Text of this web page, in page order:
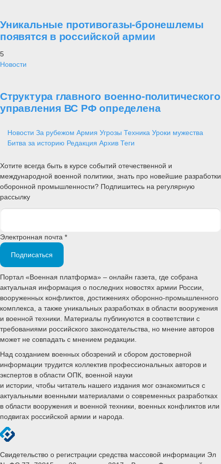
Уникальные противогазы-бронешлемы
появятся в российской армии
5
Новости
Структура главного военно-политического
управления ВС РФ определена
Новости За рубежом Армия Угрозы Техника Уроки мужества
Битва за историю Редакция Архив Теги
Хотите всегда быть в курсе событий отечественной и
международной военной политики, знать про новейшие разработки
оборонной промышленности? Подпишитесь на регулярную
рассылку
Электронная почта *
Подписаться
Портал «Военная платформа» – онлайн газета, где собрана
актуальная информация о последних новостях армии России,
вооруженных конфликтов, достижениях оборонно-промышленного
комплекса, а также уникальных разработках в области вооружения
и военной техники. Материалы публикуются в соответствии с
требованиями российского законодательства, но мнение авторов
может не совпадать с мнением редакции.
Над созданием военных обозрений и сбором достоверной
информации трудится коллектив профессиональных авторов и
экспертов в области ОПК, военной науки
и истории, чтобы читатель нашего издания мог ознакомиться с
актуальными военными материалами о современных разработках
в области вооружения и военной техники, военных конфликтов или
подвигах российской армии и народа.
Свидетельство о регистрации средства массовой информации Эл